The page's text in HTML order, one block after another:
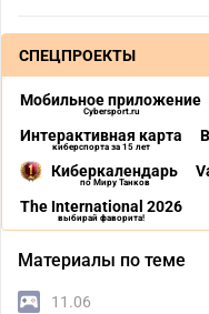
СПЕЦПРОЕКТЫ
Мобильное приложение
Cybersport.ru
Интерактивная карта
киберспорта за 15 лет
Киберкалендарь
по Миру Танков
The International 2026
выбирай фаворита!
Материалы по теме
11.06